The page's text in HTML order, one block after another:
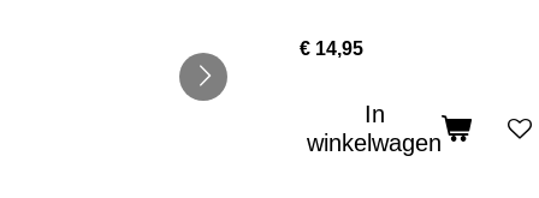
€ 14,95
In
winkelwagen